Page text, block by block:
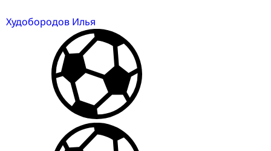
Худобородов Илья